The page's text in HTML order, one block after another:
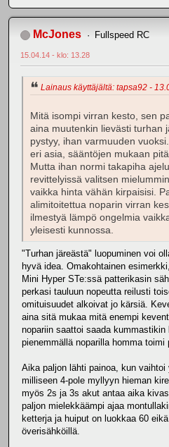
McJones Fullspeed RC
15.04.14 - klo: 13.28
Lainaus käyttäjältä: tapsa92 -
Mitä isompi virran kesto, sen
aina muutenkin lievästi turhan
pystyy, ihan varmuuden
eri asia, sääntöjen mukaan
Mutta ihan normi takapiha
revittelyissä valitsen
vaikka hinta vähän kirpaisisi.
alimitoitettua noparin virran
ilmestyä lämpö ongelmia
yleisesti kunnossa.
"Turhan järeästä" luopuminen voi
hyvä idea. Omakohtainen
Mini Hyper STe:ssä patterikasin
perkasi tauluun nopeutta reilusti
omituisuudet alkoivat jo kärsiä.
aina sitä mukaa mitä enempi
nopariin saattoi saada kummastikin
pienemmällä noparilla homma toimi
Aika paljon lähti painoa, kun
milliseen 4-pole myllyyn hieman
myös 2s ja 3s akut antaa aika
paljon mielekkäämpi ajaa
ketterja ja huiput on luokkaa 60
överisähköillä.